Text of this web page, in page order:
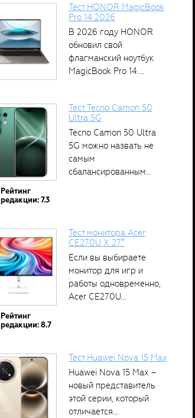
Тест HONOR MagicBook
Pro 14 2026
В 2026 году HONOR
обновил свой
флагманский ноутбук
MagicBook Pro 14....
Рейтинг
редакции: 7.3
Тест Tecno Camon 50
Ultra 5G
Tecno Camon 50 Ultra
5G можно назвать не
самым
сбалансированным
Рейтинг
редакции: 8.7
Тест монитора Acer
CE270U X 27″
Если вы выбираете
монитор для игр и
работы одновременно,
Acer CE270U...
Тест Huawei Nova 15 Max
Huawei Nova 15 Max –
новый представитель
этой серии, который
отличается...